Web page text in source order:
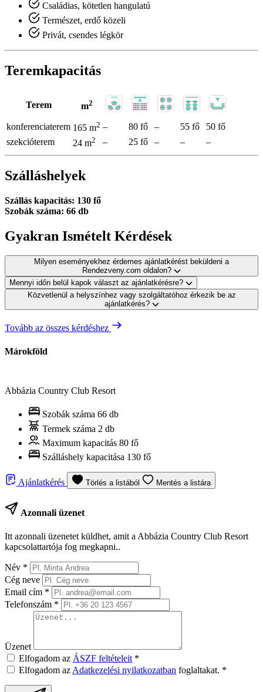
Családias, kötetlen hangulatú
Természet, erdő közeli
Privát, csendes légkör
Teremkapacitás
Terem m2
konferenciaterem 165 m2 – 80 fő – 55 fő
50 fő
szekcióterem
24 m2 – 25 fő – – –
Szálláshelyek
Szállás kapacitás: 130 fő
Szobák száma: 66 db
Gyakran Ismételt Kérdések
Milyen eseményekhez érdemes ajánlatkérést beküldeni a
Rendezveny.com oldalon?
Mennyi időn belül kapok választ az ajánlatkérésre?
Közvetlenül a helyszínhez vagy szolgáltatóhoz érkezik be az
ajánlatkérés?
Tovább az összes kérdéshez
Márokföld
Abbázia Country Club Resort
Szobák száma 66 db
Termek száma 2 db
Maximum kapacitás 80 fő
Szálláshely kapacitása 130 fő
Ajánlatkérés Törlés a listából Mentés a listára
Azonnali üzenet
Itt azonnali üzenetet küldhet, amit a Abbázia Country Club Resort
kapcsolattartója fog megkapni..
Név *
Cég neve
Email cím *
Telefonszám *
Üzenet
Elfogadom az ÁSZF feltételeit *
Elfogadom az Adatkezelési nyilatkozatban foglaltakat. *